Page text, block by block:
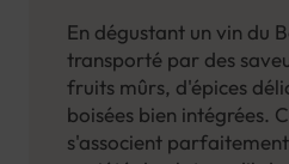
Bordeaux se déclinent
appellations
Émilion, Pauillac,
chacune offrant des
spécifiques. Desvins
En dégustant un vin du
transporté par des
fruits mûrs, d'épices
boisées bien intégrées.
s'associent